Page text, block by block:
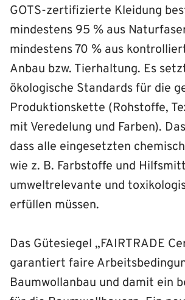
GOTS-zertifizierte Kleidung
mindestens 95 % aus
mindestens 70 % aus
Anbau bzw. Tierhaltung. Es
ökologische Standards für die
Produktionskette (Rohstoffe,
mit Veredelung und Farben).
dass alle eingesetzten
wie z. B. Farbstoffe und
umweltrelevante und
erfüllen müssen.
Das Gütesiegel „FAIRTRADE
garantiert faire
Baumwollanbau und damit ein